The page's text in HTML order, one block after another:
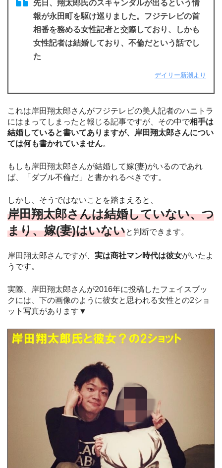
先日、翔太郎氏のスキャンダルが出るという情
報が永田町を駆け巡りました。フジテレビの首
相番を務める女性記者と交際しており、しかも
女性記者は結婚しており、不倫だという話でし
た
デイリー新潮より
これは岸田翔太郎さんがフジテレビの美人記者のハニトラ
にはまってしまったと報じる記事ですが、その中で相手は
結婚していると書いてありますが、岸田翔太郎さんについ
ては何も書かれていません。
もしも岸田翔太郎さんが結婚して嫁(妻)がいるのであれ
ば、「ダブル不倫だ」と書かれるべきです。
しかし、そうではないことを踏まえると、
岸田翔太郎さんは結婚していない、つ
まり、嫁(妻)はいないと判断できます。
岸田翔太郎さんですが、 実は商社マン時代は彼女がいたよ
うです。
実際、岸田翔太郎さんが2016年に投稿したフェイスブッ
クには、下の画像のように彼女と思われる女性との2ショ
ット写真があります▼